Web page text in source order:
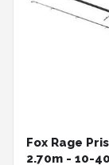
Fox Rage
2.70m - 10-